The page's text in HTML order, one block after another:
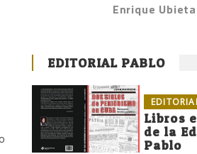
Enrique
EDITORIAL PABLO
Libros
de la
Pablo